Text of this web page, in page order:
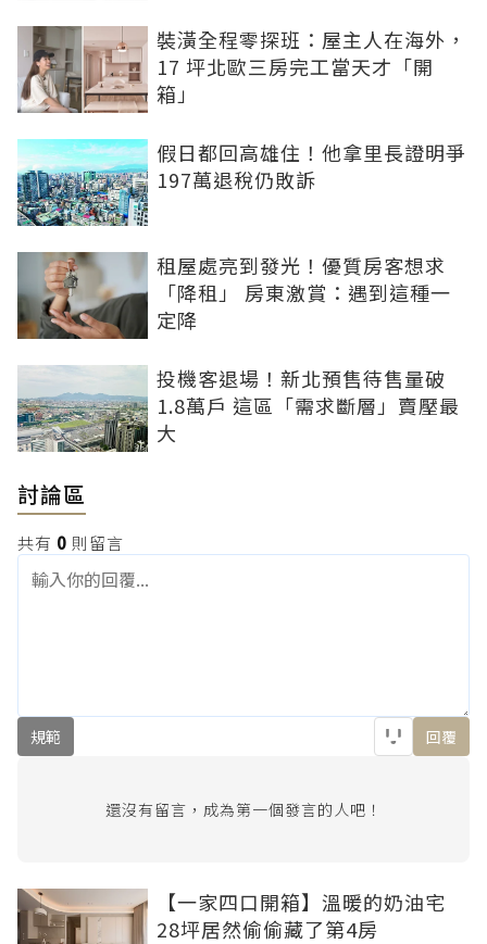
裝潢全程零探班：屋主人在海外，
17 坪北歐三房完工當天才「開
箱」
假日都回高雄住！他拿里長證明爭
197萬退稅仍敗訴
租屋處亮到發光！優質房客想求
「降租」 房東激賞：遇到這種一
定降
投機客退場！新北預售待售量破
1.8萬戶 這區「需求斷層」賣壓最
大
討論區
共有 0 則留言
規範 回覆
還沒有留言，成為第一個發言的人吧！
【一家四口開箱】溫暖的奶油宅
28坪居然偷偷藏了第4房